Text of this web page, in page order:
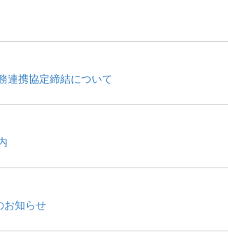
連携協定締結について
お知らせ